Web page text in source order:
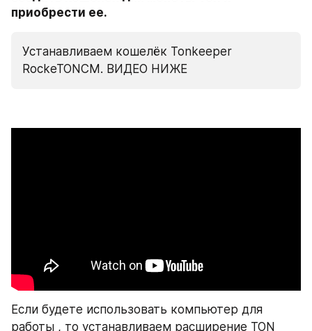
приобрести ее.
Устанавливаем кошелёк Tonkeeper
RockeTONСМ. ВИДЕО НИЖЕ
Если будете использовать компьютер для
работы , то устанавливаем расширение TON